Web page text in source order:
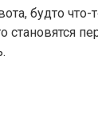
будто что-
становятся